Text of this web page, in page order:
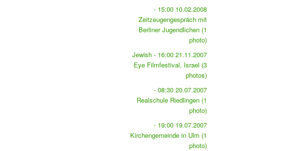
10.02.2008 15:00 -
Zeitzeugengespräch mit
Berliner Jugendlichen (1
photo)
21.11.2007 16:00 - Jewish
Eye Filmfestival, Israel (3
photos)
20.07.2007 08:30 -
Realschule Riedlingen (1
photo)
19.07.2007 19:00 -
Kirchengemeinde in Ulm (1
photo)